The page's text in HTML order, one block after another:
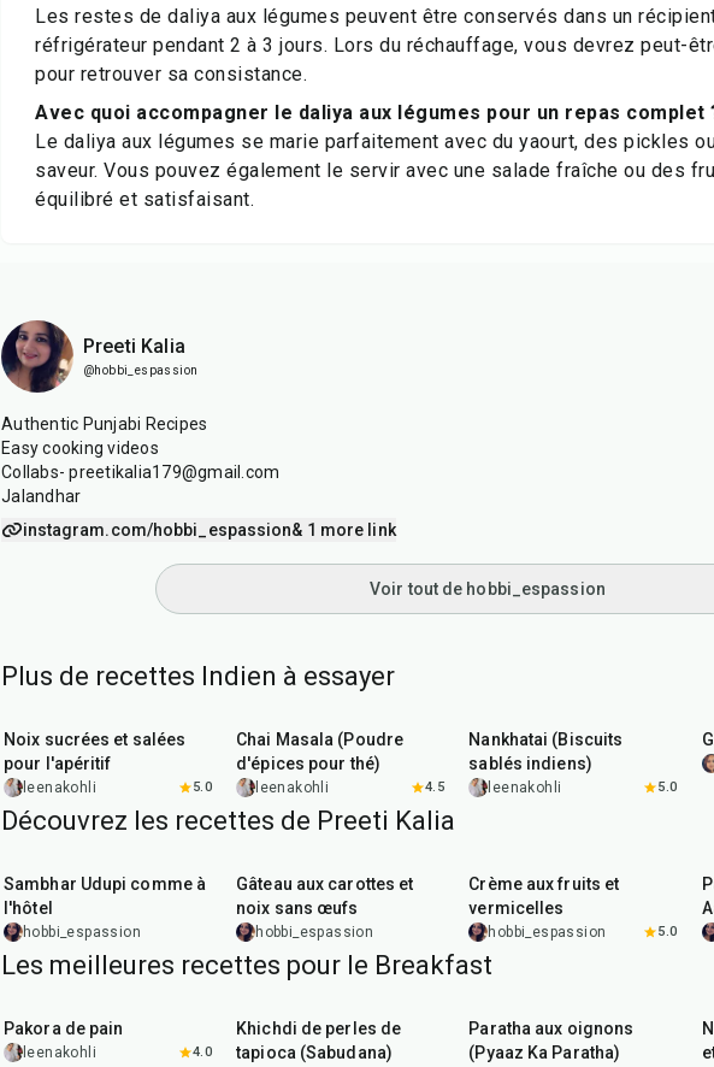
Les restes de daliya aux légumes peuvent être conservés dans un
réfrigérateur pendant 2 à 3 jours. Lors du réchauffage, vous devrez peut-
pour retrouver sa consistance.
Avec quoi accompagner le daliya aux légumes pour un repas complet
Le daliya aux légumes se marie parfaitement avec du yaourt, des pickles
saveur. Vous pouvez également le servir avec une salade fraîche ou des
équilibré et satisfaisant.
Preeti Kalia
@hobbi_espassion
Authentic Punjabi Recipes
Easy cooking videos
Collabs- preetikalia179@gmail.com
Jalandhar
instagram.com/hobbi_espassion& 1 more link
Voir tout de hobbi_espassion
Plus de recettes Indien à essayer
Noix sucrées et salées
pour l'apéritif
leenakohli 5.0
Chai Masala (Poudre
d'épices pour thé)
leenakohli 4.5
Nankhatai (Biscuits
sablés indiens)
leenakohli 5.0
Découvrez les recettes de Preeti Kalia
Sambhar Udupi comme à
l'hôtel
hobbi_espassion
Gâteau aux carottes et
noix sans œufs
hobbi_espassion
Crème aux fruits et
vermicelles
hobbi_espassion 5.0
Les meilleures recettes pour le Breakfast
Pakora de pain
leenakohli 4.0
Khichdi de perles de
tapioca (Sabudana)
Paratha aux oignons
(Pyaaz Ka Paratha)